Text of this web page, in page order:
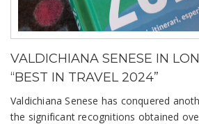
VALDICHIANA SENESE IN
“BEST IN TRAVEL 2024”
Valdichiana Senese has conquered
the significant recognitions obtained